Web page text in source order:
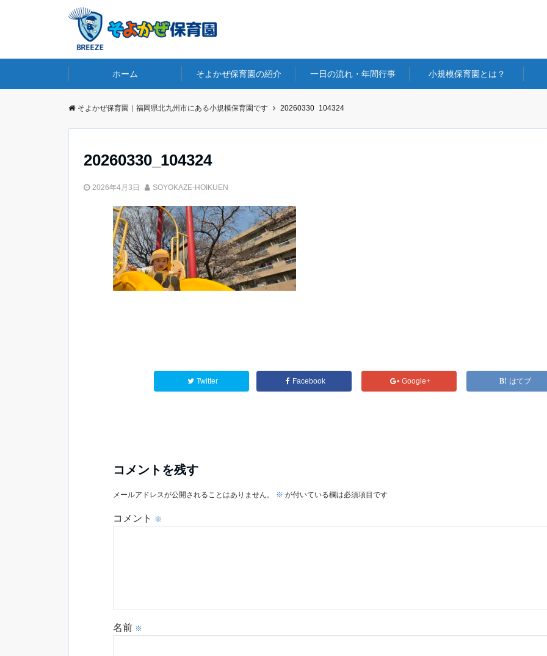
ホーム そよかぜ保育園の紹介 一日の流れ・年間行事 小規模保育園とは？
そよかぜ保育園｜福岡県北九州市にある小規模保育園です 20260330_104324
20260330_104324
2026年4月3日 SOYOKAZE-HOIKUEN
Twitter Facebook Google+ はてブ
コメントを残す
メールアドレスが公開されることはありません。 ※ が付いている欄は必須項目です
コメント ※
名前 ※